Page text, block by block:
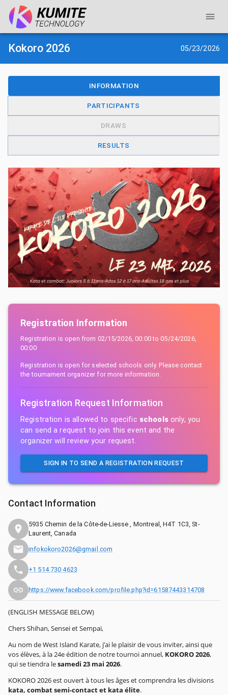
Kokoro 2026 05/23/2026
INFORMATION
PARTICIPANTS
DRAWS
RESULTS
(ENGLISH MESSAGE BELOW)
Chers Shihan, Sensei et Sempai,
Au nom de West Island Karate, j’ai le plaisir de vous inviter, ainsi que
vos élèves, à la 24e édition de notre tournoi annuel, KOKORO 2026,
qui se tiendra lesamedi 23 mai 2026.
KOKORO 2026 est ouvert à tous les âges et comprendra les divisions
kata, combat semi-contact et kata élite.
Registration Information
Registration is open from 02/15/2026, 00:00to 05/24/2026,
00:00
Registration is open for selected schools only. Please contact
the tournament organizer for more information.
Registration Request Information
Registration is allowed to specific schoolsonly, you
can send a request to join this event and the
organizer will review your request.
SIGN IN TO SEND A REGISTRATION REQUEST
Contact Information
5935 Chemin de la Côte-de-Liesse , Montreal, H4T 1C3, St-
Laurent, Canada
infokokoro2026@gmail.com
+1 514 730 4623
https://www.facebook.com/profile.php?id=61587443314708